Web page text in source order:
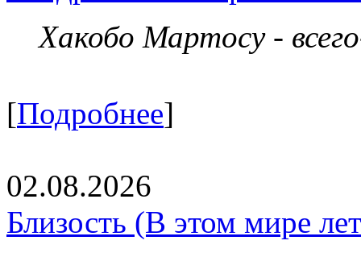
Хакобо Мартосу -
[Подробнее]
02.08.2026
Близость (В этом мире